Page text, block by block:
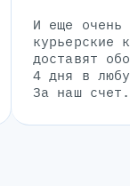
И еще очень
курьерские
доставят
4 дня в
За наш счет.